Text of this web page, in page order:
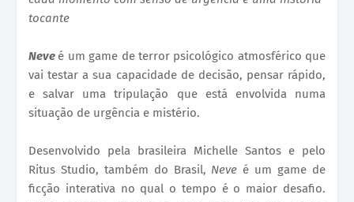
tocante
Neve é um game de terror psicológico atmosférico que
vai testar a sua capacidade de decisão, pensar rápido,
e salvar uma tripulação que está envolvida numa
situação de urgência e mistério.
Desenvolvido pela brasileira Michelle Santos e pelo
Ritus Studio, também do Brasil, Neve é um game de
ficção interativa no qual o tempo é o maior desafio.